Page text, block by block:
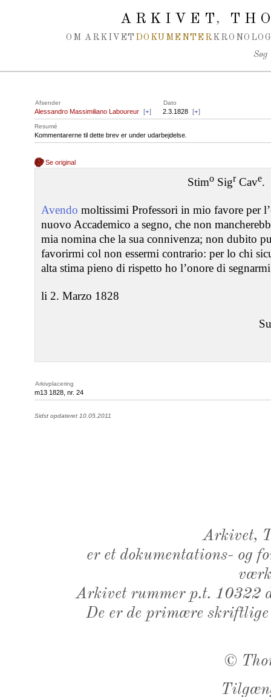
ARKIVET,
OM ARKIVET DOKUMENTER
Søg
Afsender Dato
Alessandro Massimiliano Laboureur [+] 2.3.1828 [+]
Resumé
Kommentarerne til dette brev er under udarbejdelse.
Se original
StimoSigrCave.
Avendo moltissimi Professori in mio favore per
nuovo Accademico a segno, che non
mia nomina che la sua connivenza; non dubito
favorirmi col non essermi contrario: per lo chi
alta stima pieno di rispetto ho l’onore di segnarmi
li 2. Marzo 1828
Arkivplacering
m13 1828, nr. 24
Sidst opdateret 10.05.2011
Arkivet,
er et dokumentations- og
Arkivet rummer p.t. 10322
De er de primære
©